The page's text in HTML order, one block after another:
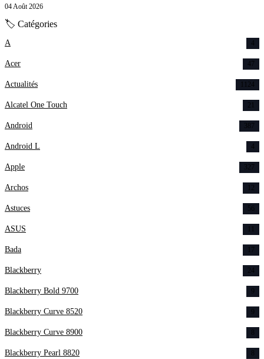
04 Août 2026
🏷 Catégories
A 4
Acer 47
Actualités 1124
Alcatel One Touch 21
Android 387
Android L 4
Apple 327
Archos 12
Astuces 56
ASUS
Bada 17
Blackberry 24
Blackberry Bold 9700 9
Blackberry Curve 8520 9
Blackberry Curve 8900 8
Blackberry Pearl 8820 8